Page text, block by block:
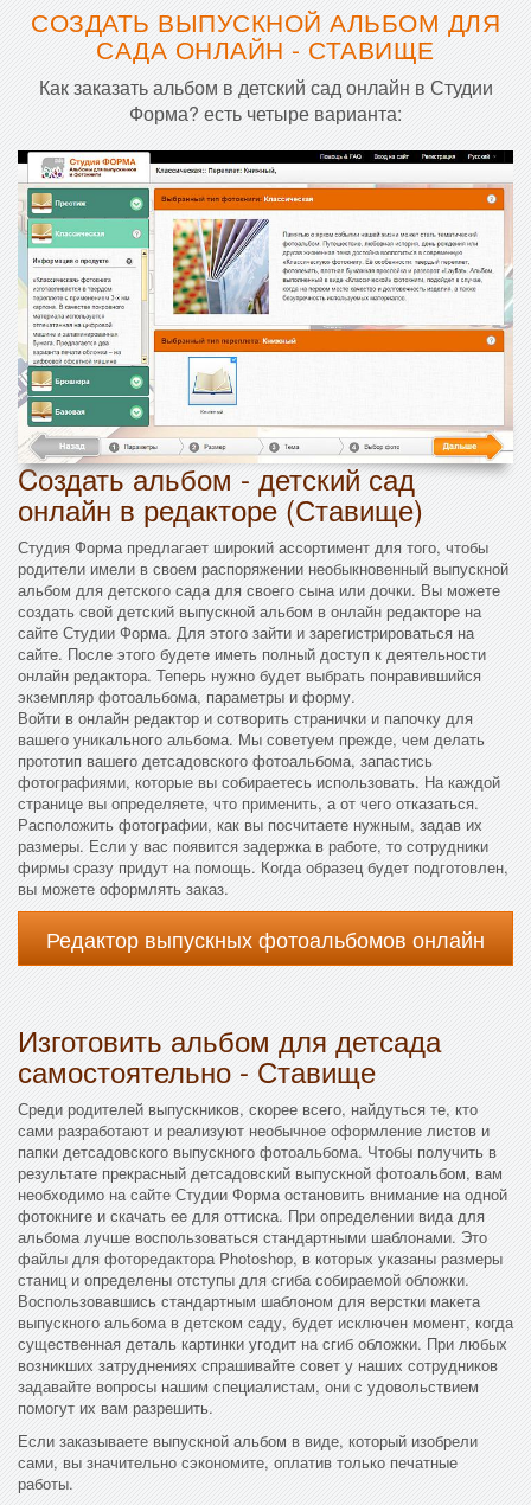
СОЗДАТЬ ВЫПУСКНОЙ АЛЬБОМ ДЛЯ
САДА ОНЛАЙН - СТАВИЩЕ
Как заказать альбом в детский сад онлайн в Студии
Форма? есть четыре варианта:
Cоздать альбом - детский сад
онлайн в редакторе (Ставище)
Студия Форма предлагает широкий ассортимент для того, чтобы
родители имели в своем распоряжении необыкновенный выпускной
альбом для детского сада для своего сына или дочки. Вы можете
создать свой детский выпускной альбом в онлайн редакторе на
сайте Студии Форма. Для этого зайти и зарегистрироваться на
сайте. После этого будете иметь полный доступ к деятельности
онлайн редактора. Теперь нужно будет выбрать понравившийся
экземпляр фотоальбома, параметры и форму.
Войти в онлайн редактор и сотворить странички и папочку для
вашего уникального альбома. Мы советуем прежде, чем делать
прототип вашего детсадовского фотоальбома, запастись
фотографиями, которые вы собираетесь использовать. На каждой
странице вы определяете, что применить, а от чего отказаться.
Расположить фотографии, как вы посчитаете нужным, задав их
размеры. Если у вас появится задержка в работе, то сотрудники
фирмы сразу придут на помощь. Когда образец будет подготовлен,
вы можете оформлять заказ.
Редактор выпускных фотоальбомов онлайн
Изготовить альбом для детсада
самостоятельно - Ставище
Среди родителей выпускников, скорее всего, найдуться те, кто
сами разработают и реализуют необычное оформление листов и
папки детсадовского выпускного фотоальбома. Чтобы получить в
результате прекрасный детсадовский выпускной фотоальбом, вам
необходимо на сайте Студии Форма остановить внимание на одной
фотокниге и скачать ее для оттиска. При определении вида для
альбома лучше воспользоваться стандартными шаблонами. Это
файлы для фоторедактора Photoshop, в которых указаны размеры
станиц и определены отступы для сгиба собираемой обложки.
Воспользовавшись стандартным шаблоном для верстки макета
выпускного альбома в детском саду, будет исключен момент, когда
существенная деталь картинки угодит на сгиб обложки. При любых
возникших затруднениях спрашивайте совет у наших сотрудников
задавайте вопросы нашим специалистам, они с удовольствием
помогут их вам разрешить.
Если заказываете выпускной альбом в виде, который изобрели
сами, вы значительно сэкономите, оплатив только печатные
работы.